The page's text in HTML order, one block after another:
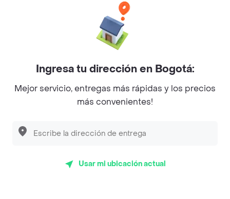
Sobre Rappi
Facebook
Twitter
Instagram
©2026Rappi Inc. All rights reserved.
Ingresa tu dirección en Bogotá:
Mejor servicio, entregas más rápidas y los precios
más convenientes!
Usar mi ubicación actual